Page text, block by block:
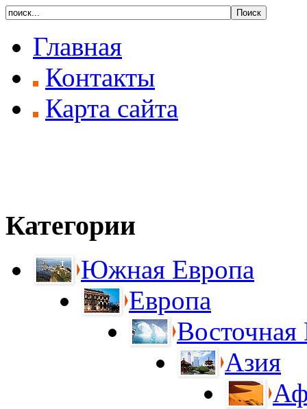
Главная
Контакты
Карта сайта
Категории
Южная Европа
Европа
Восточная
Азия